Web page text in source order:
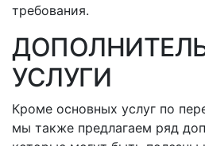
требования.
УСЛУГИ
Кроме основных услуг по
мы также предлагаем ряд